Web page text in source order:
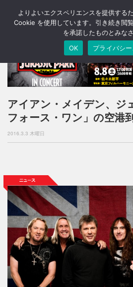
アイアン・メイデン、ジ
フォース・ワン」の空港
2016.3.3 木曜日
よりよいエクスペリエンスを提供する
Cookie を使用しています。引き続き閲
を承諾したものとみなさ
OK
プライバシ